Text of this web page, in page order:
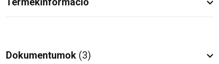
Dokumentumok (3)